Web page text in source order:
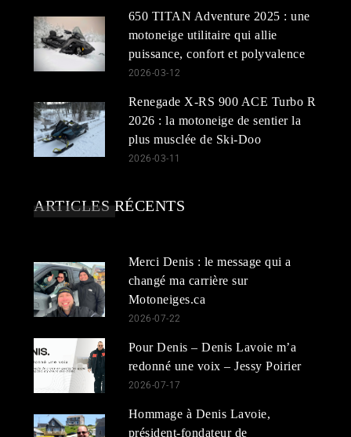
650 TITAN Adventure 2025 : une
motoneige utilitaire qui allie
puissance, confort et polyvalence
2026-03-12
Renegade X-RS 900 ACE Turbo R
2026 : la motoneige de sentier la
plus musclée de Ski-Doo
2026-03-11
ARTICLES RÉCENTS
Merci Denis : le message qui a
changé ma carrière sur
Motoneiges.ca
2026-07-22
Pour Denis – Denis Lavoie m’a
redonné une voix – Jessy Poirier
2026-07-17
Hommage à Denis Lavoie,
président-fondateur de